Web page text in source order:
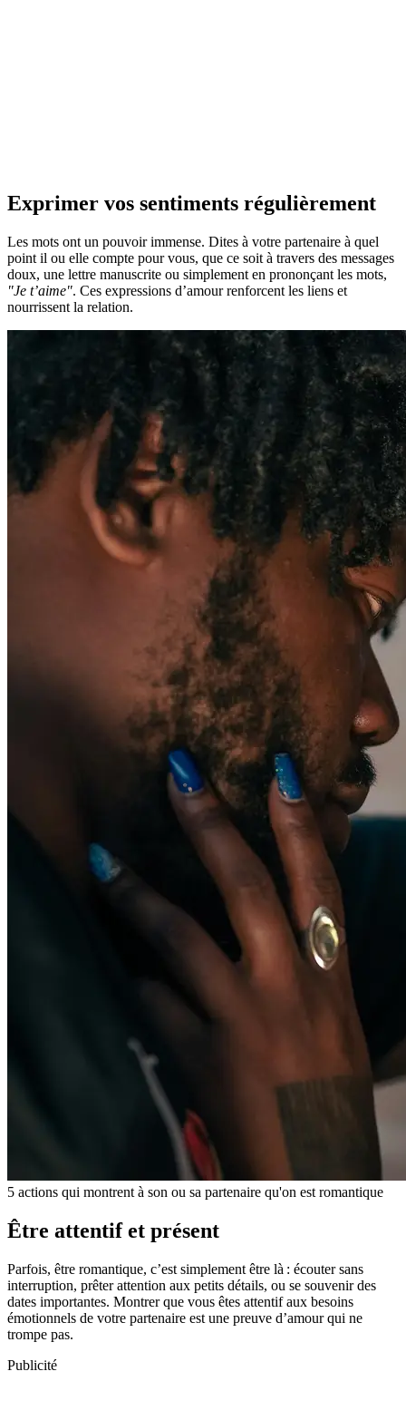
Exprimer vos sentiments régulièrement
Les mots ont un pouvoir immense. Dites à votre partenaire à quel
point il ou elle compte pour vous, que ce soit à travers des messages
doux, une lettre manuscrite ou simplement en prononçant les mots,
"Je t’aime". Ces expressions d’amour renforcent les liens et
nourrissent la relation.
5 actions qui montrent à son ou sa partenaire qu'on est romantique
Être attentif et présent
Parfois, être romantique, c’est simplement être là : écouter sans
interruption, prêter attention aux petits détails, ou se souvenir des
dates importantes. Montrer que vous êtes attentif aux besoins
émotionnels de votre partenaire est une preuve d’amour qui ne
trompe pas.
Publicité